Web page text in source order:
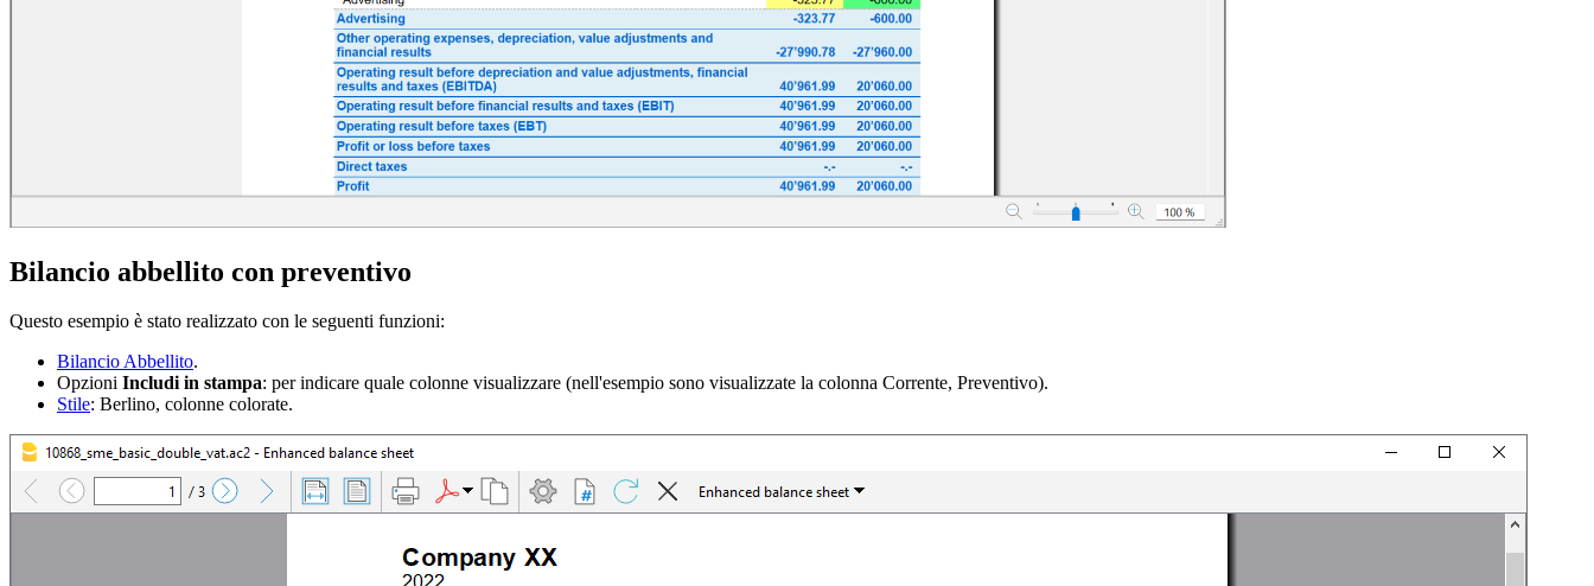
Bilancio abbellito con preventivo
Questo esempio è stato realizzato con le seguenti funzioni:
Bilancio Abbellito.
Opzioni Includi in stampa: per indicare quale colonne visualizzare (nell'esempio sono visualizzate la colonna Corrente, Preventivo).
Stile: Berlino, colonne colorate.